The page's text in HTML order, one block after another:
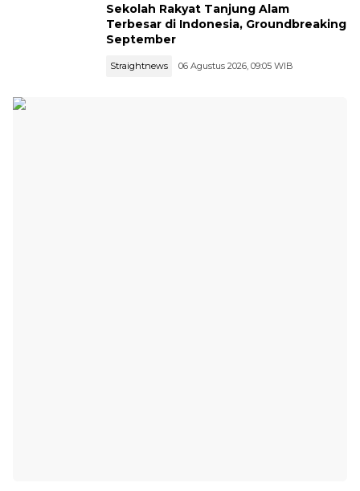
Sekolah Rakyat Tanjung Alam
Terbesar di Indonesia, Groundbreaking
September
Straightnews 06 Agustus 2026, 09:05 WIB